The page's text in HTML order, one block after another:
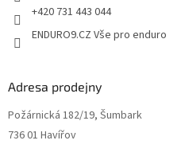
+420 731 443 044
ENDURO9.CZ Vše pro enduro
Adresa prodejny
Požárnická 182/19, Šumbark
736 01 Havířov